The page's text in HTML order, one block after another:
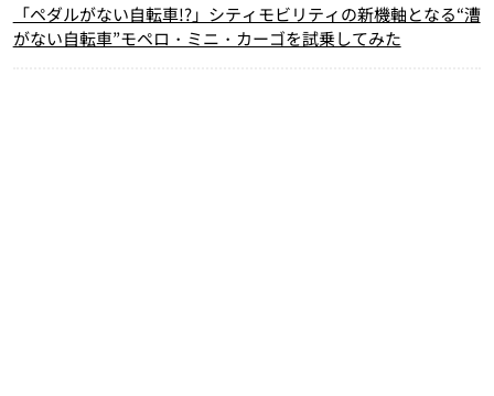
「ペダルがない自転車!?」シティモビリティの新機軸となる“漕
がない自転車”モペロ・ミニ・カーゴを試乗してみた